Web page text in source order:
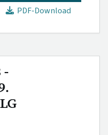
PDF-Download
-